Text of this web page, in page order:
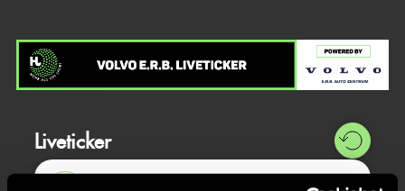
Liveticker